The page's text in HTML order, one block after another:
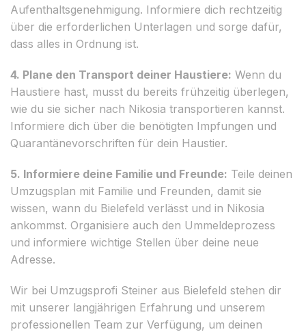
Aufenthaltsgenehmigung. Informiere dich rechtzeitig
über die erforderlichen Unterlagen und sorge dafür,
dass alles in Ordnung ist.
4. Plane den Transport deiner Haustiere: Wenn du
Haustiere hast, musst du bereits frühzeitig überlegen,
wie du sie sicher nach Nikosia transportieren kannst.
Informiere dich über die benötigten Impfungen und
Quarantänevorschriften für dein Haustier.
5. Informiere deine Familie und Freunde: Teile deinen
Umzugsplan mit Familie und Freunden, damit sie
wissen, wann du Bielefeld verlässt und in Nikosia
ankommst. Organisiere auch den Ummeldeprozess
und informiere wichtige Stellen über deine neue
Adresse.
Wir bei Umzugsprofi Steiner aus Bielefeld stehen dir
mit unserer langjährigen Erfahrung und unserem
professionellen Team zur Verfügung, um deinen